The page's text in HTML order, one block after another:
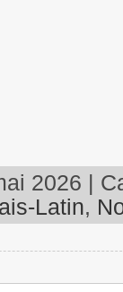
2026 |
Latin,